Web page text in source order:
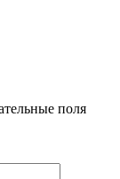
поля